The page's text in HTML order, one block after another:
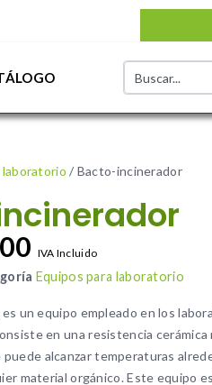
laboratorio / Bacto-incinerador
IVA Incluido
Equipos para laboratorio
un equipo empleado en los
en una resistencia
puede alcanzar temperaturas
material orgánico. Este equipo